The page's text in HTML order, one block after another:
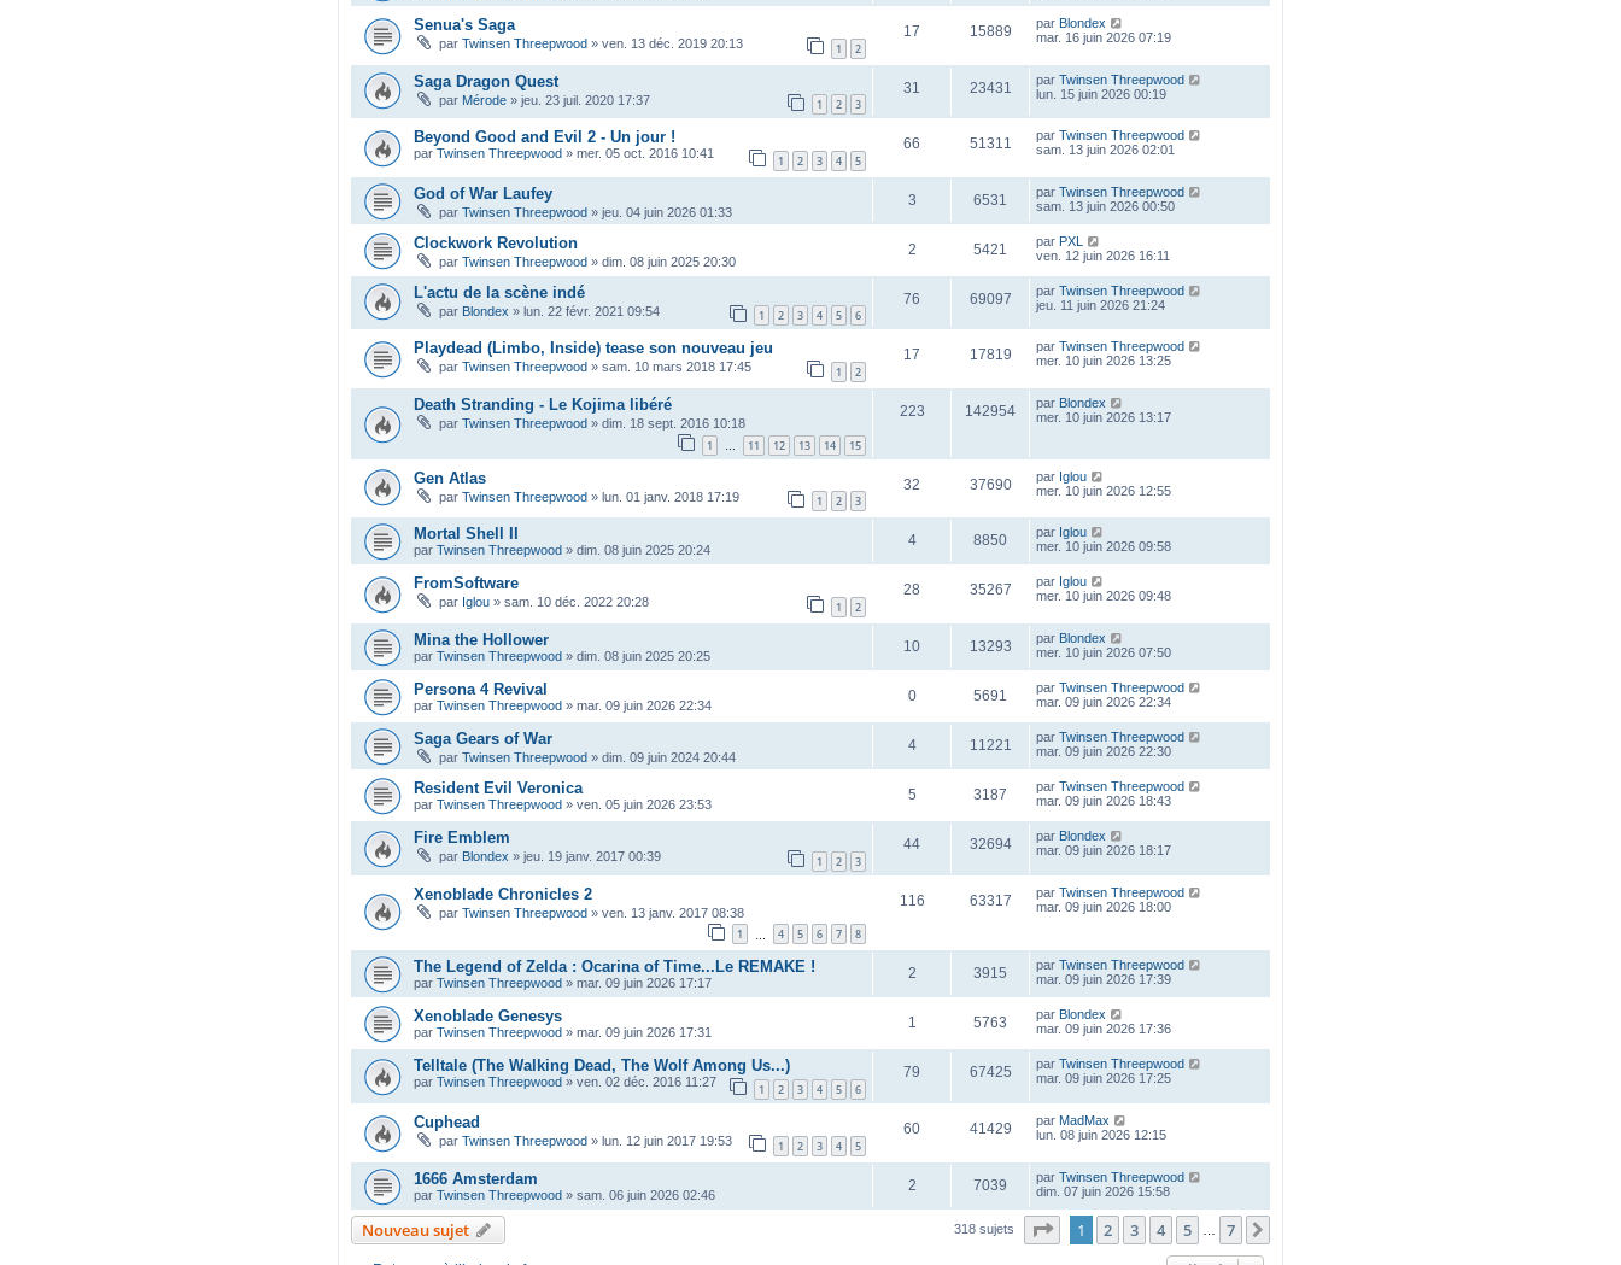
Senua's Saga
par Twinsen Threepwood » ven. 13 déc. 2019 20:13 1 2
17 15889 par Blondex
mar. 16 juin 2026 07:19
Saga Dragon Quest
par Mérode » jeu. 23 juil. 2020 17:37 1 2 3
31 23431 par Twinsen Threepwood
lun. 15 juin 2026 00:19
Beyond Good and Evil 2 - Un jour !
par Twinsen Threepwood » mer. 05 oct. 2016 10:41 1 2 3 4 5
66 51311 par Twinsen Threepwood
sam. 13 juin 2026 02:01
God of War Laufey
par Twinsen Threepwood » jeu. 04 juin 2026 01:33
3 6531 par Twinsen Threepwood
sam. 13 juin 2026 00:50
Clockwork Revolution
par Twinsen Threepwood » dim. 08 juin 2025 20:30
2 5421 par PXL
ven. 12 juin 2026 16:11
L'actu de la scène indé
par Blondex » lun. 22 févr. 2021 09:54 1 2 3 4 5 6
76 69097 par Twinsen Threepwood
jeu. 11 juin 2026 21:24
Playdead (Limbo, Inside) tease son nouveau jeu
par Twinsen Threepwood » sam. 10 mars 2018 17:45 1 2
17 17819 par Twinsen Threepwood
mer. 10 juin 2026 13:25
Death Stranding - Le Kojima libéré
par Twinsen Threepwood » dim. 18 sept. 2016 10:18
1 … 11 12 13 14 15
223 142954 par Blondex
mer. 10 juin 2026 13:17
Gen Atlas
par Twinsen Threepwood » lun. 01 janv. 2018 17:19 1 2 3
32 37690 par Iglou
mer. 10 juin 2026 12:55
Mortal Shell II
par Twinsen Threepwood » dim. 08 juin 2025 20:24
4 8850 par Iglou
mer. 10 juin 2026 09:58
FromSoftware
par Iglou » sam. 10 déc. 2022 20:28 1 2
28 35267 par Iglou
mer. 10 juin 2026 09:48
Mina the Hollower
par Twinsen Threepwood » dim. 08 juin 2025 20:25
10 13293 par Blondex
mer. 10 juin 2026 07:50
Persona 4 Revival
par Twinsen Threepwood » mar. 09 juin 2026 22:34
0 5691 par Twinsen Threepwood
mar. 09 juin 2026 22:34
Saga Gears of War
par Twinsen Threepwood » dim. 09 juin 2024 20:44
4 11221 par Twinsen Threepwood
mar. 09 juin 2026 22:30
Resident Evil Veronica
par Twinsen Threepwood » ven. 05 juin 2026 23:53
5 3187 par Twinsen Threepwood
mar. 09 juin 2026 18:43
Fire Emblem
par Blondex » jeu. 19 janv. 2017 00:39 1 2 3
44 32694 par Blondex
mar. 09 juin 2026 18:17
Xenoblade Chronicles 2
par Twinsen Threepwood » ven. 13 janv. 2017 08:38
1 4 5 6 7 8
116 63317 par Twinsen Threepwood
mar. 09 juin 2026 18:00
The Legend of Zelda : Ocarina of Time...Le REMAKE !
par Twinsen Threepwood » mar. 09 juin 2026 17:17
2 3915 par Twinsen Threepwood
mar. 09 juin 2026 17:39
Xenoblade Genesys
par Twinsen Threepwood » mar. 09 juin 2026 17:31
1 5763 par Blondex
mar. 09 juin 2026 17:36
Telltale (The Walking Dead, The Wolf Among Us...)
par Twinsen Threepwood » ven. 02 déc. 2016 11:27 1 2 3 4 5 6
79 67425 par Twinsen Threepwood
mar. 09 juin 2026 17:25
Cuphead
par Twinsen Threepwood » lun. 12 juin 2017 19:53 1 2 3 4 5
60 41429 par MadMax
lun. 08 juin 2026 12:15
1666 Amsterdam
par Twinsen Threepwood » sam. 06 juin 2026 02:46
2 7039 par Twinsen Threepwood
dim. 07 juin 2026 15:58
Nouveau sujet 318 sujets Page sur7
1 2 3 4 5 7